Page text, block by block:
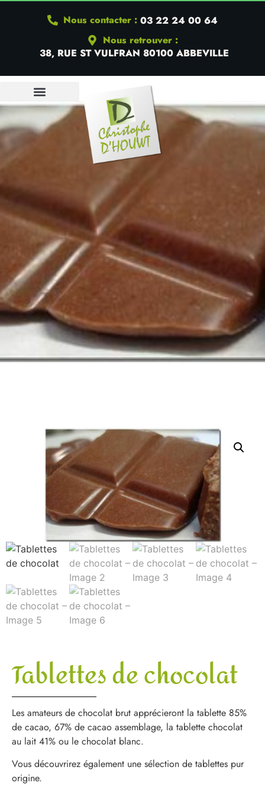
Nous contacter : 03 22 24 00 64
Nous retrouver :
38, RUE ST VULFRAN 80100 ABBEVILLE
Tablettes de chocolat
Les amateurs de chocolat brut apprécieront la tablette 85%
de cacao, 67% de cacao assemblage, la tablette chocolat
au lait 41% ou le chocolat blanc.
Vous découvrirez également une sélection de tablettes pur
origine.